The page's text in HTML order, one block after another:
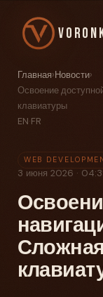
Главная›Новости›
Освоение
клавиатуры
EN·FR
WEB
3 июня 2026 ·